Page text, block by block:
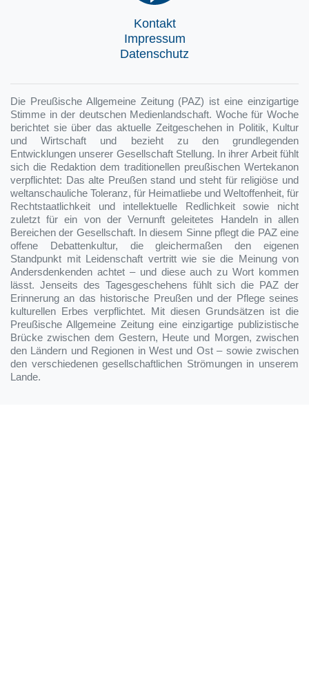
Kontakt
Impressum
Datenschutz
Die Preußische Allgemeine Zeitung (PAZ) ist eine einzigartige
Stimme in der deutschen Medienlandschaft. Woche für Woche
berichtet sie über das aktuelle Zeitgeschehen in Politik, Kultur
und Wirtschaft und bezieht zu den grundlegenden
Entwicklungen unserer Gesellschaft Stellung. In ihrer Arbeit fühlt
sich die Redaktion dem traditionellen preußischen Wertekanon
verpflichtet: Das alte Preußen stand und steht für religiöse und
weltanschauliche Toleranz, für Heimatliebe und Weltoffenheit, für
Rechtstaatlichkeit und intellektuelle Redlichkeit sowie nicht
zuletzt für ein von der Vernunft geleitetes Handeln in allen
Bereichen der Gesellschaft. In diesem Sinne pflegt die PAZ eine
offene Debattenkultur, die gleichermaßen den eigenen
Standpunkt mit Leidenschaft vertritt wie sie die Meinung von
Andersdenkenden achtet – und diese auch zu Wort kommen
lässt. Jenseits des Tagesgeschehens fühlt sich die PAZ der
Erinnerung an das historische Preußen und der Pflege seines
kulturellen Erbes verpflichtet. Mit diesen Grundsätzen ist die
Preußische Allgemeine Zeitung eine einzigartige publizistische
Brücke zwischen dem Gestern, Heute und Morgen, zwischen
den Ländern und Regionen in West und Ost – sowie zwischen
den verschiedenen gesellschaftlichen Strömungen in unserem
Lande.